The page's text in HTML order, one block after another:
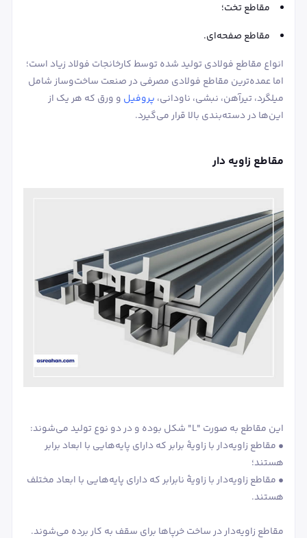
مقاطع تخت؛
مقاطع صفحه‌ای.
انواع مقاطع فولادی تولید شده توسط کارخانجات فولاد زیاد است؛
اما عمده‌ترین مقاطع فولادی مصرفی در صنعت ساخت‌وساز شامل
میلگرد، تیرآهن، نبشی، ناودانی، پروفیل و ورق که هر یک از
این‌ها در دسته‌بندی بالا قرار می‌گیرد.
مقاطع زاویه دار
این مقاطع به صورت "L" شکل بوده و در دو نوع تولید می‌شوند:
• مقاطع زاویه‌دار با زاویۀ برابر که دارای پایه‌هایی با ابعاد برابر
هستند؛
• مقاطع زاویه‌دار با زاویۀ نابرابر که دارای پایه‌هایی با ابعاد مختلف
هستند.
مقاطع زاویه‌دار در ساخت خرپاها برای سقف به کار برده می‌شوند.